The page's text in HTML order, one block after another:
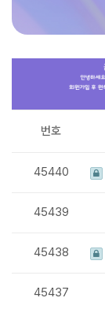
번호
45440
45439
45438
45437